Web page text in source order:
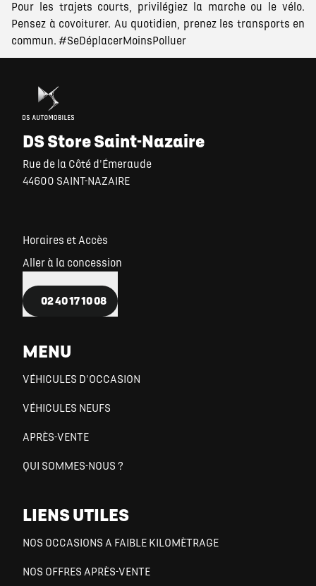
Pour les trajets courts, privilégiez la marche ou le vélo.
Pensez à covoiturer. Au quotidien, prenez les transports en
commun. #SeDéplacerMoinsPolluer
DS Store Saint-Nazaire
Rue de la Côté d'Émeraude
44600 SAINT-NAZAIRE
Horaires et Accès
Aller à la concession
02 40 17 10 08
MENU
VÉHICULES D'OCCASION
VÉHICULES NEUFS
APRÈS-VENTE
QUI SOMMES-NOUS ?
LIENS UTILES
NOS OCCASIONS A FAIBLE KILOMÈTRAGE
NOS OFFRES APRÈS-VENTE